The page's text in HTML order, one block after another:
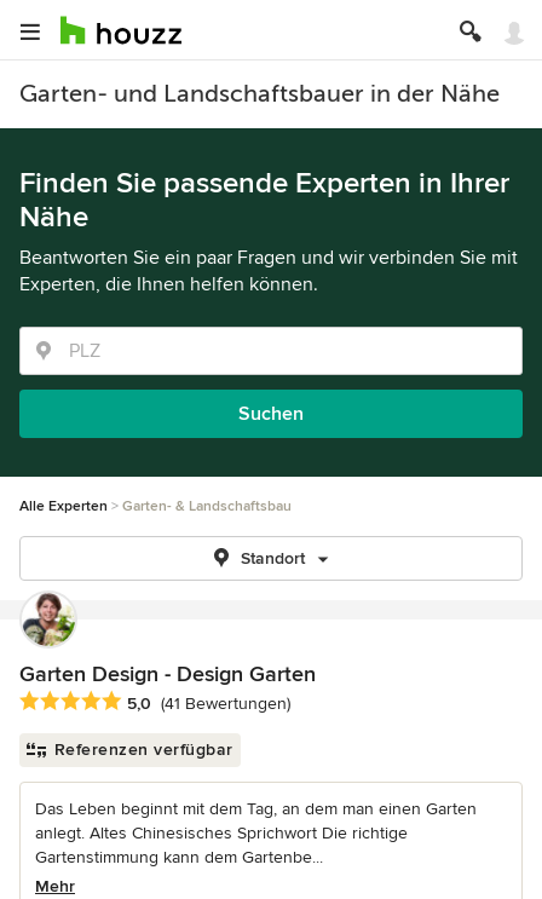
Garten- und Landschaftsbauer in der Nähe
Finden Sie passende Experten in Ihrer
Nähe
Beantworten Sie ein paar Fragen und wir verbinden Sie mit
Experten, die Ihnen helfen können.
Suchen
Alle Experten Garten- & Landschaftsbau
Standort
Garten Design - Design Garten
Durchschnittliche Bewertung: 5 von 5 Sternen
5,0 (41 Bewertungen)
Referenzen verfügbar
Das Leben beginnt mit dem Tag, an dem man einen Garten
anlegt. Altes Chinesisches Sprichwort Die richtige
Gartenstimmung kann dem Gartenbe...
Mehr